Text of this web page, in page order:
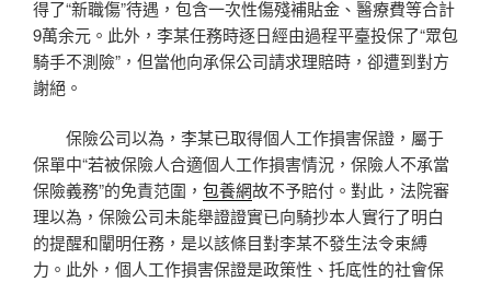
得了“新職傷”待遇，包含一次性傷殘補貼金、醫療費等合計
9萬余元。此外，李某任務時逐日經由過程平臺投保了“眾包
騎手不測險”，但當他向承保公司請求理賠時，卻遭到對方
謝絕。
保險公司以為，李某已取得個人工作損害保證，屬于
保單中“若被保險人合適個人工作損害情況，保險人不承當
保險義務”的免責范圍， 包養網故不予賠付。對此，法院審
理以為，保險公司未能舉證證實已向騎抄本人實行了明白
的提醒和闡明任務，是以該條目對李某不發生法令束縛
力。此外，個人工作損害保證是政策性、托底性的社會保